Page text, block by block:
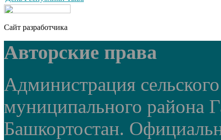
Сайт разработчика
Авторские права
Администрация
муниципального района
Башкортостан.